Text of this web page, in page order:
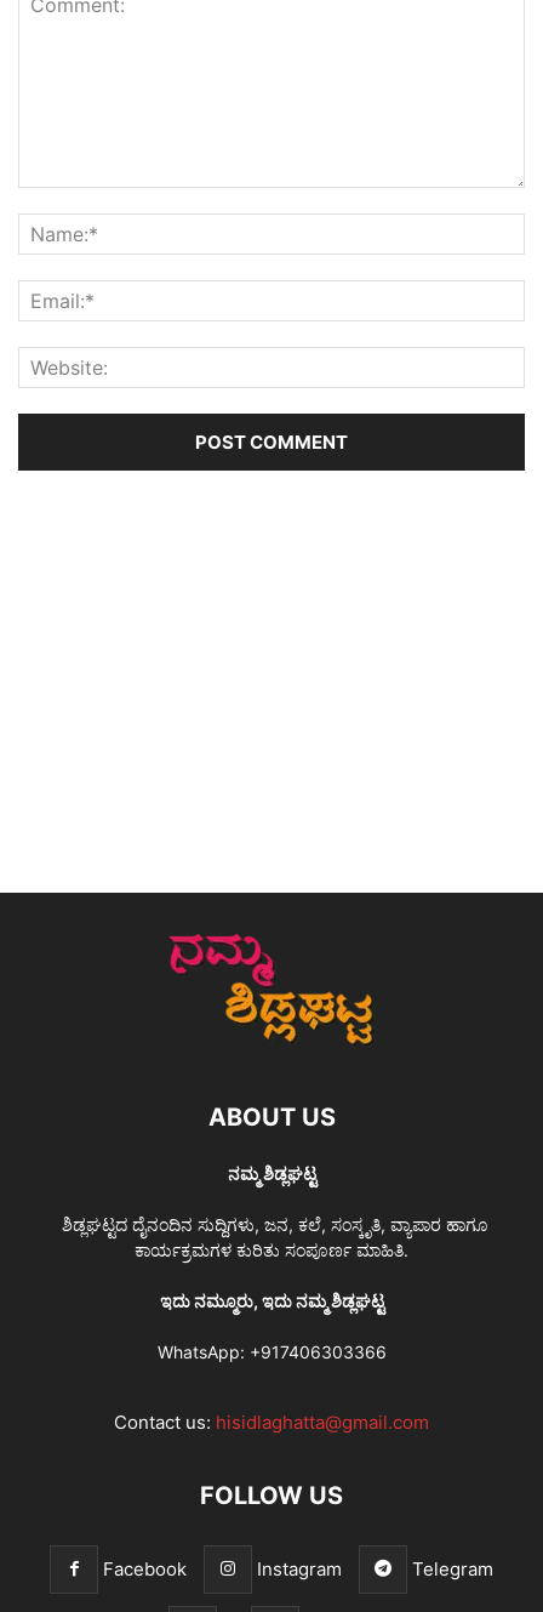
ABOUT US
ನಮ್ಮ ಶಿಡ್ಲಘಟ್ಟ
ಶಿಡ್ಲಘಟ್ಟದ ದೈನಂದಿನ ಸುದ್ದಿಗಳು, ಜನ, ಕಲೆ, ಸಂಸ್ಕೃತಿ, ವ್ಯಾಪಾರ ಹಾಗೂ
ಕಾರ್ಯಕ್ರಮಗಳ ಕುರಿತು ಸಂಪೂರ್ಣ ಮಾಹಿತಿ.
ಇದು ನಮ್ಮೂರು, ಇದು ನಮ್ಮ ಶಿಡ್ಲಘಟ್ಟ
WhatsApp: +917406303366
Contact us: hisidlaghatta@gmail.com
FOLLOW US
Facebook Instagram Telegram